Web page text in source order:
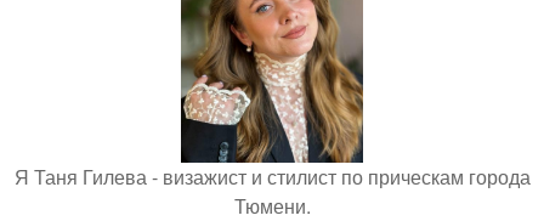
Я Таня Гилева - визажист и стилист по прическам города
Тюмени.